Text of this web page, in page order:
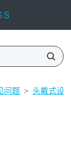
问题 > 头戴式设